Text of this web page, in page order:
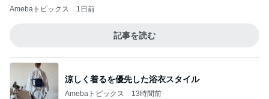
Amebaトピックス 1日前
記事を読む
涼しく着るを優先した浴衣スタイル
Amebaトピックス 13時間前